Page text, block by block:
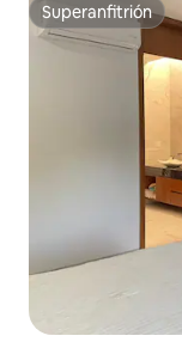
Superanfitrión
Superanfitrión